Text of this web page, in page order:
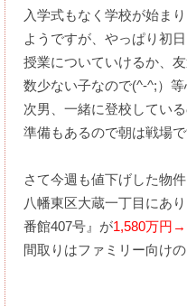
入学式もなく学校が始ま
ようですが、やっぱり初
授業についていけるか、
数少ない子なので(^-^;）
次男、一緒に登校してい
準備もあるので朝は戦場
さて今週も値下げした物
八幡東区大蔵一丁目にあ
番館407号』が1,580万円
間取りはファミリー向け